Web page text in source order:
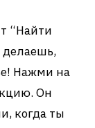
“Найти
делаешь,
Нажми на
Он
когда ты